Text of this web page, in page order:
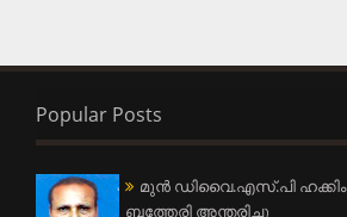
Popular Posts
മുന്‍ ഡിവൈ.എസ്.പി ഹക്കിം
ബത്തേരി അന്തരിച്ചു